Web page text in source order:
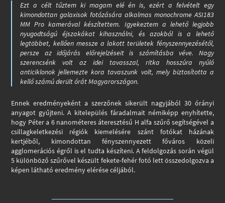
Ezt a célt tűztem ki magam elé én is, ezért a felvételt egy
kimondottan galaxisok fotózására alkalmas monochrome ASI183
MM Pro kamerával készítettem. Igyekeztem a lehető legjobb
nyugodtságú éjszakákat kihasználni, és azokból is a lehető
legtöbbet, kellően messze a lakott területek fényszennyezésétől,
persze az időjárás előrejelzéseit is számításba véve. Nagy
szerencsénk volt az idei tavasszal, ritka hosszúra nyúló
anticiklonok jellemezte kora tavaszunk volt, mely biztosította a
kellő számú derült órát Magyarországon.
Ennek eredményeként a szerzőnek sikerült nagyjából 30 órányi
anyagot gyűjteni. A kitelepülés fáradalmait némiképp enyhítette,
hogy Péter a 6 nanométeres áteresztésű H alfa szűrő segítségével a
csillagkeletkezési régiók kiemelésére szánt fotókat házának
kertjéből, kimondottan fényszennyezett főváros közeli
agglomerációs égről is el tudta készíteni. A feldolgozás során végül
5 különböző szűrővel készült fekete-fehér fotó lett összedolgozva a
képen látható eredmény elérése céljából.